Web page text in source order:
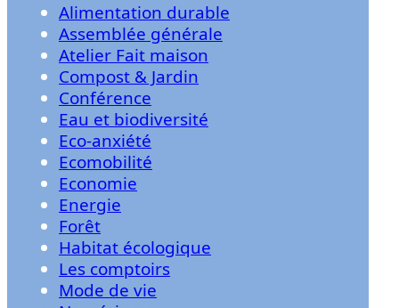
Alimentation durable
Assemblée générale
Atelier Fait maison
Compost & Jardin
Conférence
Eau et biodiversité
Eco-anxiété
Ecomobilité
Economie
Energie
Forêt
Habitat écologique
Les comptoirs
Mode de vie